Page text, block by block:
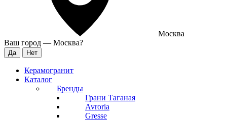
Москва
Ваш город — Москва?
Керамогранит
Каталог
Бренды
Грани Таганая
Avroria
Gresse